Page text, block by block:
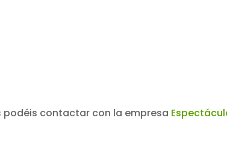
contactar con la empresa